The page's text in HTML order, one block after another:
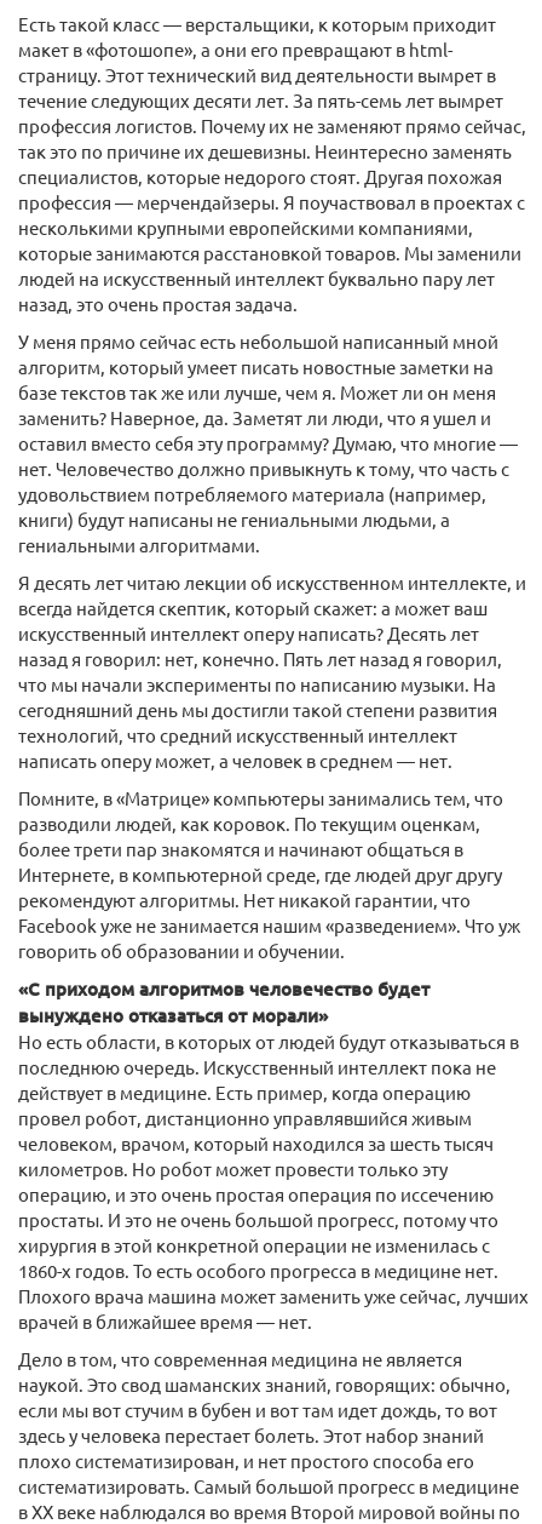
Есть такой класс — верстальщики, к которым приходит
макет в «фотошопе», а они его превращают в html-
страницу. Этот технический вид деятельности вымрет в
течение следующих десяти лет. За пять-семь лет вымрет
профессия логистов. Почему их не заменяют прямо сейчас,
так это по причине их дешевизны. Неинтересно заменять
специалистов, которые недорого стоят. Другая похожая
профессия — мерчендайзеры. Я поучаствовал в проектах с
несколькими крупными европейскими компаниями,
которые занимаются расстановкой товаров. Мы заменили
людей на искусственный интеллект буквально пару лет
назад, это очень простая задача.
У меня прямо сейчас есть небольшой написанный мной
алгоритм, который умеет писать новостные заметки на
базе текстов так же или лучше, чем я. Может ли он меня
заменить? Наверное, да. Заметят ли люди, что я ушел и
оставил вместо себя эту программу? Думаю, что многие —
нет. Человечество должно привыкнуть к тому, что часть с
удовольствием потребляемого материала (например,
книги) будут написаны не гениальными людьми, а
гениальными алгоритмами.
Я десять лет читаю лекции об искусственном интеллекте, и
всегда найдется скептик, который скажет: а может ваш
искусственный интеллект оперу написать? Десять лет
назад я говорил: нет, конечно. Пять лет назад я говорил,
что мы начали эксперименты по написанию музыки. На
сегодняшний день мы достигли такой степени развития
технологий, что средний искусственный интеллект
написать оперу может, а человек в среднем — нет.
Помните, в «Матрице» компьютеры занимались тем, что
разводили людей, как коровок. По текущим оценкам,
более трети пар знакомятся и начинают общаться в
Интернете, в компьютерной среде, где людей друг другу
рекомендуют алгоритмы. Нет никакой гарантии, что
Facebook уже не занимается нашим «разведением». Что уж
говорить об образовании и обучении.
«С приходом алгоритмов человечество будет
вынуждено отказаться от морали»
Но есть области, в которых от людей будут отказываться в
последнюю очередь. Искусственный интеллект пока не
действует в медицине. Есть пример, когда операцию
провел робот, дистанционно управлявшийся живым
человеком, врачом, который находился за шесть тысяч
километров. Но робот может провести только эту
операцию, и это очень простая операция по иссечению
простаты. И это не очень большой прогресс, потому что
хирургия в этой конкретной операции не изменилась с
1860-х годов. То есть особого прогресса в медицине нет.
Плохого врача машина может заменить уже сейчас, лучших
врачей в ближайшее время — нет.
Дело в том, что современная медицина не является
наукой. Это свод шаманских знаний, говорящих: обычно,
если мы вот стучим в бубен и вот там идет дождь, то вот
здесь у человека перестает болеть. Этот набор знаний
плохо систематизирован, и нет простого способа его
систематизировать. Самый большой прогресс в медицине
в ХХ веке наблюдался во время Второй мировой войны по